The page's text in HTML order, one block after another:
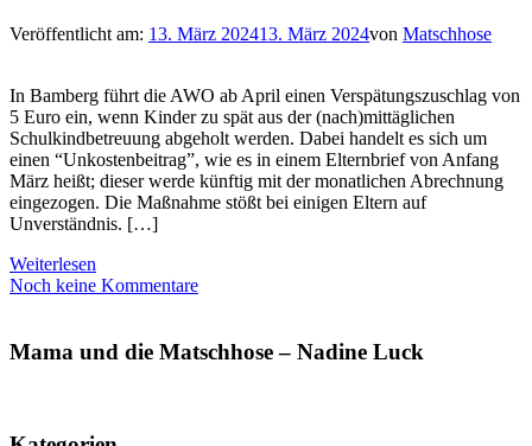
Veröffentlicht am: 13. März 202413. März 2024von Matschhose
In Bamberg führt die AWO ab April einen Verspätungszuschlag von
5 Euro ein, wenn Kinder zu spät aus der (nach)mittäglichen
Schulkindbetreuung abgeholt werden. Dabei handelt es sich um
einen “Unkostenbeitrag”, wie es in einem Elternbrief von Anfang
März heißt; dieser werde künftig mit der monatlichen Abrechnung
eingezogen. Die Maßnahme stößt bei einigen Eltern auf
Unverständnis. […]
Weiterlesen
Noch keine Kommentare
Mama und die Matschhose – Nadine Luck